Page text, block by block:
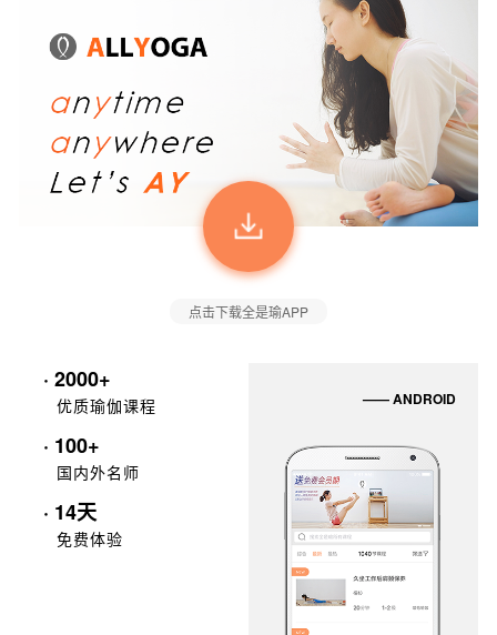
点击下载全是瑜APP
· 2000+
优质瑜伽课程
· 100+
国内外名师
· 14天
免费体验
—— ANDROID